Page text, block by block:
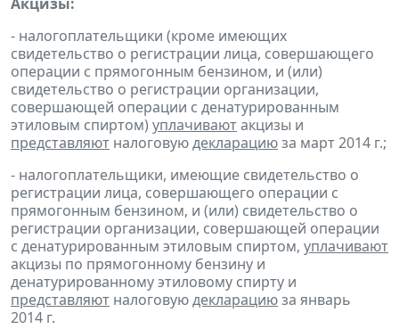
- налогоплательщики (кроме имеющих
свидетельство о регистрации лица, совершающего
операции с прямогонным бензином, и (или)
свидетельство о регистрации организации,
совершающей операции с денатурированным
этиловым спиртом) уплачиваютакцизы и
представляют налоговуюдекларациюза март 2014 г.;
- налогоплательщики, имеющие свидетельство о
регистрации лица, совершающего операции с
прямогонным бензином, и (или) свидетельство о
регистрации организации, совершающей операции
с денатурированным этиловым спиртом, уплачивают
акцизы по прямогонному бензину и
денатурированному этиловому спирту и
представляют налоговуюдекларациюза январь
2014 г.